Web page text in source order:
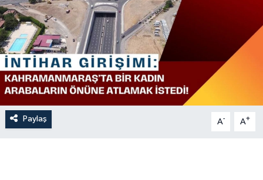
Paylaş A- A+
KÜLTÜR-SANAT
KSÜ
DÜNYA
ROPORTAJ
MAGAZİN